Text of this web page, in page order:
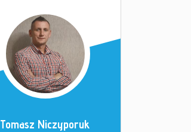
Tomasz Niczyporuk